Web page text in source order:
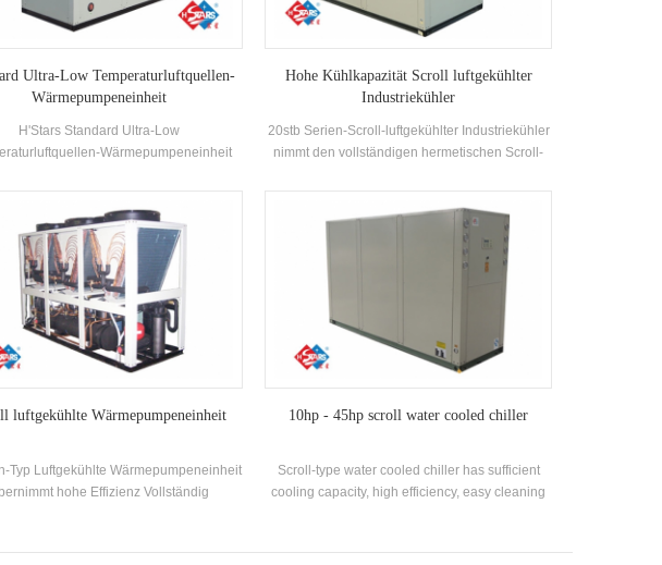
Ultra-Low Temperaturluftquellen-
Wärmepumpeneinheit
H'Stars Standard Ultra-Low
Wärmepumpeneinheit
Verwendung von Luft als Wärmequelle,
Schadstoffe entladen, und 55 ° C
ist bereit, der Nachfrage von
heißem Wasser zwischen 35-55 ° C.
geeignet für direkte Luftzufuhr
oder Bodenstrahlung Heizung.
Hohe Kühlkapazität Scroll luftgekühlter
Industriekühler
20stb Serien-Scroll-luftgekühlter Industriekühler
nimmt den vollständigen hermetischen Scroll-
und Rohrwärmetauscher mit R22, R407C
Kältemittel, Energieeffizienzgrad bis zu 2
luftgekühlte Wärmepumpeneinheit
Typ Luftgekühlte Wärmepumpeneinheit
hohe Effizienz Vollständig
und Tube Wärmetauscher und
10hp - 45hp scroll water cooled chiller
Scroll-type water cooled chiller has sufficient
cooling capacity, high efficiency, easy cleaning
113400 kcal (10HP~45HP), suitable for small